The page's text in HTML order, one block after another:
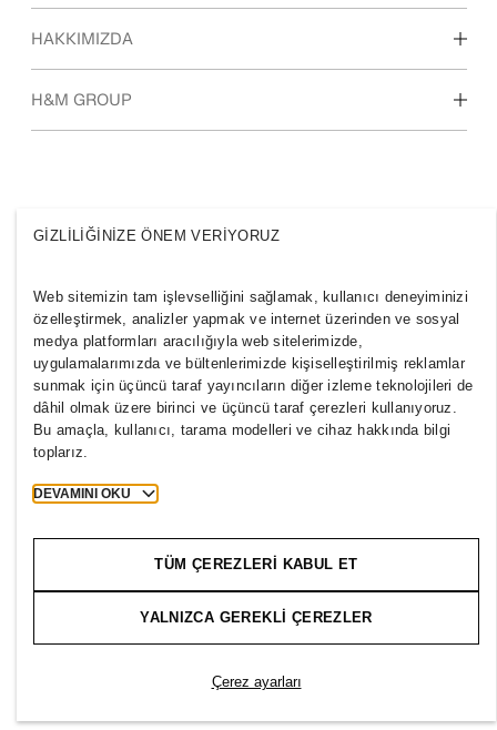
Kültürümüz ve yan haklar
HAKKIMIZDA
Biz Kimiz
H&M GROUP
TÜRKIYE
Basın Politikalar ve Gizlilik
Çerezler Cookie Settings
2026 H & M Hennes and Mauritz AB.
ourneystartsh
GIZLILIĞINIZE ÖNEM VERIYORUZ
Web sitemizin tam işlevselliğini sağlamak, kullanıcı deneyiminizi
özelleştirmek, analizler yapmak ve internet üzerinden ve sosyal
medya platformları aracılığıyla web sitelerimizde,
uygulamalarımızda ve bültenlerimizde kişiselleştirilmiş reklamlar
sunmak için üçüncü taraf yayıncıların diğer izleme teknolojileri de
dâhil olmak üzere birinci ve üçüncü taraf çerezleri kullanıyoruz.
Bu amaçla, kullanıcı, tarama modelleri ve cihaz hakkında bilgi
toplarız.
DEVAMINI OKU
TÜM ÇEREZLERI KABUL ET
YALNIZCA GEREKLI ÇEREZLER
Çerez ayarları